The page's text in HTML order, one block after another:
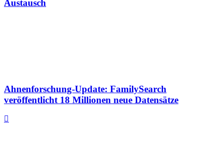
Austausch
Ahnenforschung-Update: FamilySearch
veröffentlicht 18 Millionen neue Datensätze